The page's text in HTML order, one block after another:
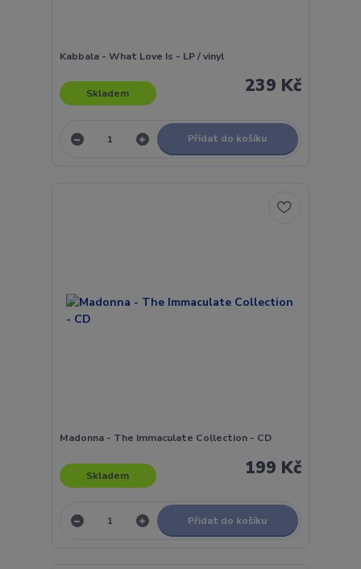
Kabbala - What Love Is - LP / vinyl
239 Kč
Skladem
Přidat do košíku
Madonna - The Immaculate Collection - CD
199 Kč
Skladem
Přidat do košíku